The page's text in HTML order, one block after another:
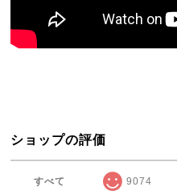
ショップの評価
すべて 9074